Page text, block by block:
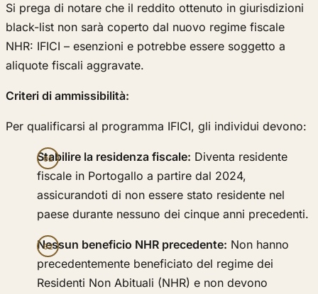
Si prega di notare che il reddito ottenuto in giurisdizioni
black-list non sarà coperto dal nuovo regime fiscale
NHR: IFICI – esenzioni e potrebbe essere soggetto a
aliquote fiscali aggravate.
Criteri di ammissibilità:
Per qualificarsi al programma IFICI, gli individui devono:
Stabilire la residenza fiscale: Diventa residente
fiscale in Portogallo a partire dal 2024,
assicurandoti di non essere stato residente nel
paese durante nessuno dei cinque anni precedenti.
Nessun beneficio NHR precedente: Non hanno
precedentemente beneficiato del regime dei
Residenti Non Abituali (NHR) e non devono